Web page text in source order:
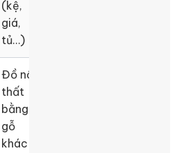
(kệ,
giá,
tủ…)
Đồ nội
thất
bằng
gỗ
khác